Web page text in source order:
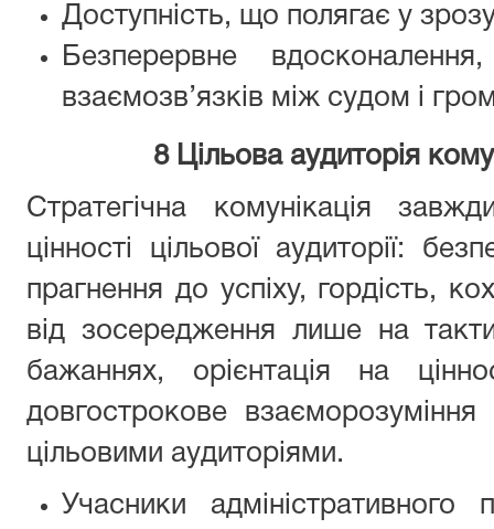
Доступність, що полягає у
Безперервне
взаємозв’язків між судом і
8 Цільова аудиторія
Стратегічна комунікація
цінності цільової аудиторії:
прагнення до успіху, гордість,
від зосередження лише на
бажаннях, орієнтація на
довгострокове
цільовими аудиторіями.
Учасники